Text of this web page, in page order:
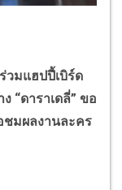
มแฮปปี้เบิร์ด
“ดาราเดลี่” ขอ
ชมผลงานละคร